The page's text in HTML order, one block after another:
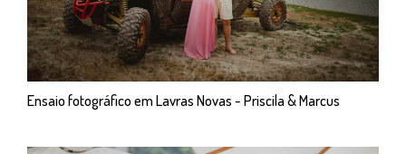
Ensaio fotográfico em Lavras Novas - Priscila & Marcus